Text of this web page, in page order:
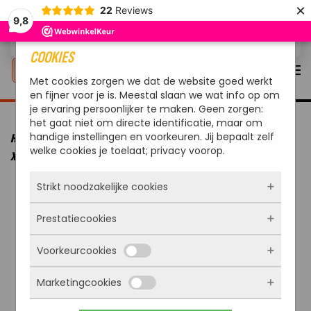
9,8
22 Reviews ×
Overslaan en naar de inhoud gaan
HOME MERKEN YAKINIKU
YAKINIKU BBQ KAMADO 22 INCH
XL
COOKIES
Met cookies zorgen we dat de website goed werkt
en fijner voor je is. Meestal slaan we wat info op om
je ervaring persoonlijker te maken. Geen zorgen:
het gaat niet om directe identificatie, maar om
handige instellingen en voorkeuren. Jij bepaalt zelf
welke cookies je toelaat; privacy voorop.
Strikt noodzakelijke cookies
Deze cookies zorgen ervoor dat de website
überhaupt werkt. Ze zijn dus altijd actief en
kunnen niet worden uitgezet. Meestal worden
ze alleen geplaatst als jij iets doet, zoals
inloggen, een formulier invullen of je
privacyvoorkeuren opslaan. Je kunt je browser
zo instellen dat hij deze cookies blokkeert of je
Prestatiecookies
Met deze cookies zien we hoe vaak onze site
bezocht wordt, waar bezoekers vandaan
komen en welke pagina’s populair zijn. Zo
kunnen we de website blijven verbeteren.
Voorkeurcookies
Deze cookies onthouden jouw voorkeuren.
Bijvoorbeeld taalkeuze of ingevulde gegevens.
Marketingcookies